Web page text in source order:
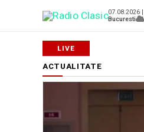
07.08.2026
Bucuresti
ACTUALITATE